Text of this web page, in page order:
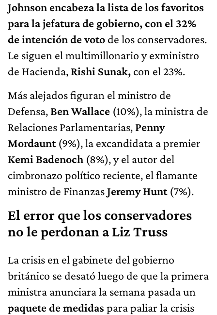
Johnson encabeza la lista de los favoritos
para la jefatura de gobierno, con el 32%
de intención de voto de los conservadores.
Le siguen el multimillonario y exministro
de Hacienda, Rishi Sunak, con el 23%.
Más alejados figuran el ministro de
Defensa, Ben Wallace (10%), la ministra de
Relaciones Parlamentarias, Penny
Mordaunt(9%), la excandidata a premier
Kemi Badenoch (8%), y el autor del
cimbronazo político reciente, el flamante
ministro de FinanzasJeremy Hunt(7%).
El error que los conservadores
no le perdonan a Liz Truss
La crisis en el gabinete del gobierno
británico se desató luego de que la primera
ministra anunciara la semana pasada un
paquete de medidas para paliar la crisis